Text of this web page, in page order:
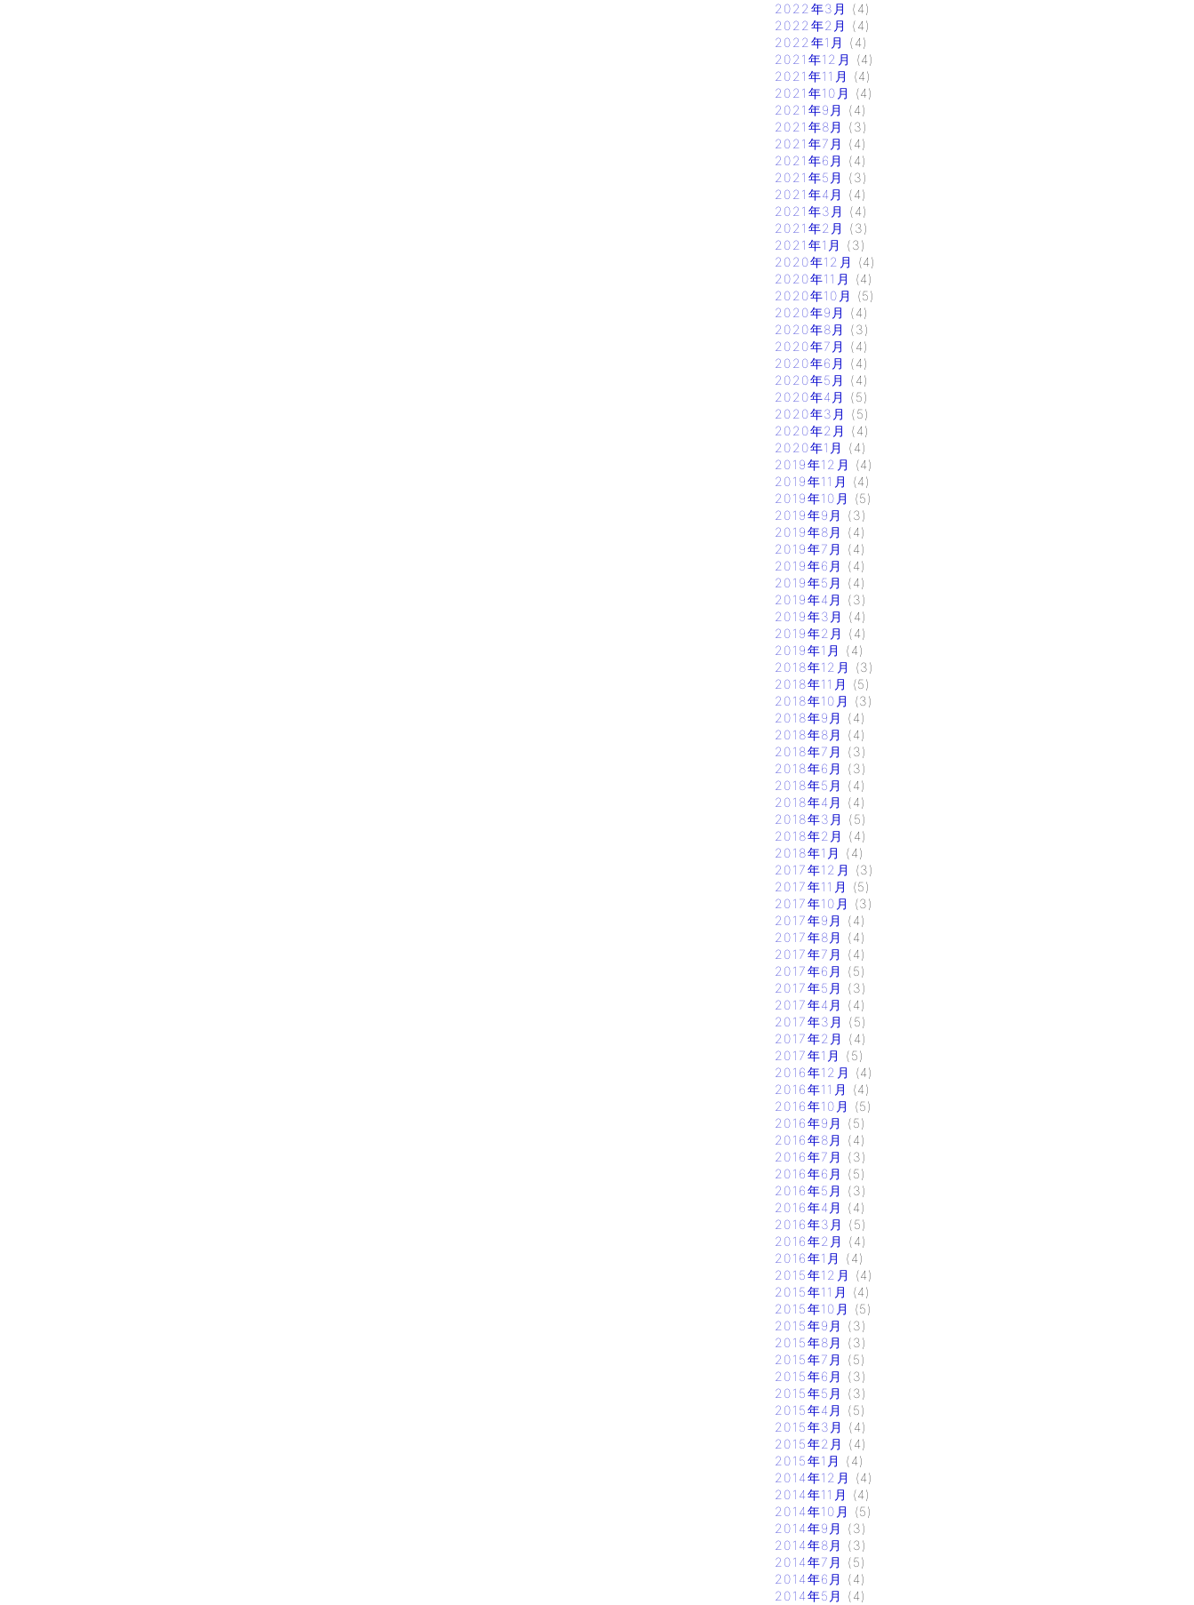
2022年3月
(4)
2022年2月
(4)
2022年1月
(4)
2021年12月
(4)
2021年11月
(4)
2021年10月
(4)
2021年9月
(4)
2021年8月
(3)
2021年7月
(4)
2021年6月
(4)
2021年5月
(3)
2021年4月
(4)
2021年3月
(4)
2021年2月
(3)
2021年1月
(3)
2020年12月
(4)
2020年11月
(4)
2020年10月
(5)
2020年9月
(4)
2020年8月
(3)
2020年7月
(4)
2020年6月
(4)
2020年5月
(4)
2020年4月
(5)
2020年3月
(5)
2020年2月
(4)
2020年1月
(4)
2019年12月
(4)
2019年11月
(4)
2019年10月
(5)
2019年9月
(3)
2019年8月
(4)
2019年7月
(4)
2019年6月
(4)
2019年5月
(4)
2019年4月
(3)
2019年3月
(4)
2019年2月
(4)
2019年1月
(4)
2018年12月
(3)
2018年11月
(5)
2018年10月
(3)
2018年9月
(4)
2018年8月
(4)
2018年7月
(3)
2018年6月
(3)
2018年5月
(4)
2018年4月
(4)
2018年3月
(5)
2018年2月
(4)
2018年1月
(4)
2017年12月
(3)
2017年11月
(5)
2017年10月
(3)
2017年9月
(4)
2017年8月
(4)
2017年7月
(4)
2017年6月
(5)
2017年5月
(3)
2017年4月
(4)
2017年3月
(5)
2017年2月
(4)
2017年1月
(5)
2016年12月
(4)
2016年11月
(4)
2016年10月
(5)
2016年9月
(5)
2016年8月
(4)
2016年7月
(3)
2016年6月
(5)
2016年5月
(3)
2016年4月
(4)
2016年3月
(5)
2016年2月
(4)
2016年1月
(4)
2015年12月
(4)
2015年11月
(4)
2015年10月
(5)
2015年9月
(3)
2015年8月
(3)
2015年7月
(5)
2015年6月
(3)
2015年5月
(3)
2015年4月
(5)
2015年3月
(4)
2015年2月
(4)
2015年1月
(4)
2014年12月
(4)
2014年11月
(4)
2014年10月
(5)
2014年9月
(3)
2014年8月
(3)
2014年7月
(5)
2014年6月
(4)
2014年5月
(4)